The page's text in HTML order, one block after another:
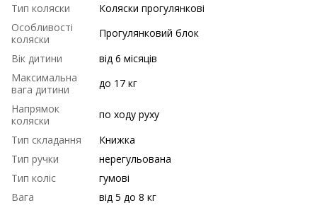
Тип коляски
Коляски прогулянкові
Особливості
коляски
Прогулянковий блок
Вік дитини
від 6 місяців
Максимальна
вага дитини
до 17 кг
Напрямок
коляски
по ходу руху
Тип складання
Книжка
Тип ручки
нерегульована
Тип коліс
гумові
Вага
від 5 до 8 кг